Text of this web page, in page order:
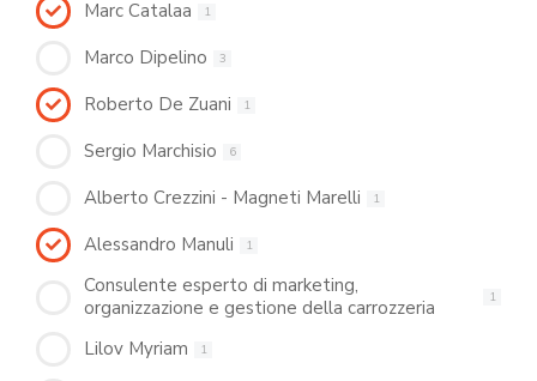
Marc Catalaa 1
Marco Dipelino 3
Roberto De Zuani 1
Sergio Marchisio 6
Alberto Crezzini - Magneti Marelli 1
Alessandro Manuli 1
Consulente esperto di marketing,
organizzazione e gestione della carrozzeria
1
Lilov Myriam 1